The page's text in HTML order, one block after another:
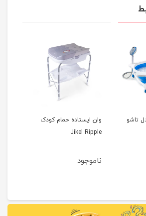
تاشو
وان ایستاده حمام کودک
Jikel Ripple
ناموجود